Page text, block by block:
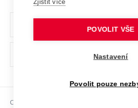
Ochrana osobních údajů
odkaz)
Sociální bezpečí
Copyright © 2026 VUT
Zjistit více
POVOLIT VŠE
Nastavení
Povolit pouze